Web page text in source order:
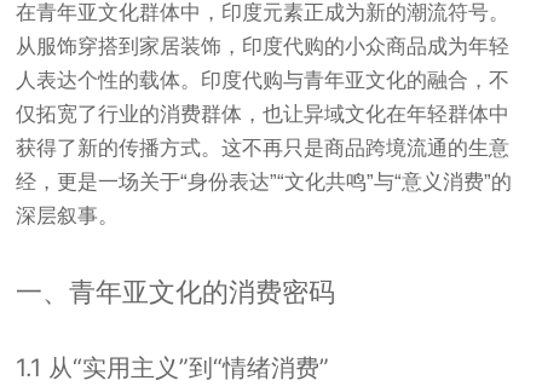
在青年亚文化群体中，印度元素正成为新的潮流符号。
从服饰穿搭到家居装饰，印度代购的小众商品成为年轻
人表达个性的载体。印度代购与青年亚文化的融合，不
仅拓宽了行业的消费群体，也让异域文化在年轻群体中
获得了新的传播方式。这不再只是商品跨境流通的生意
经，更是一场关于“身份表达”“文化共鸣”与“意义消费”的
深层叙事。
一、青年亚文化的消费密码
1.1 从“实用主义”到“情绪消费”